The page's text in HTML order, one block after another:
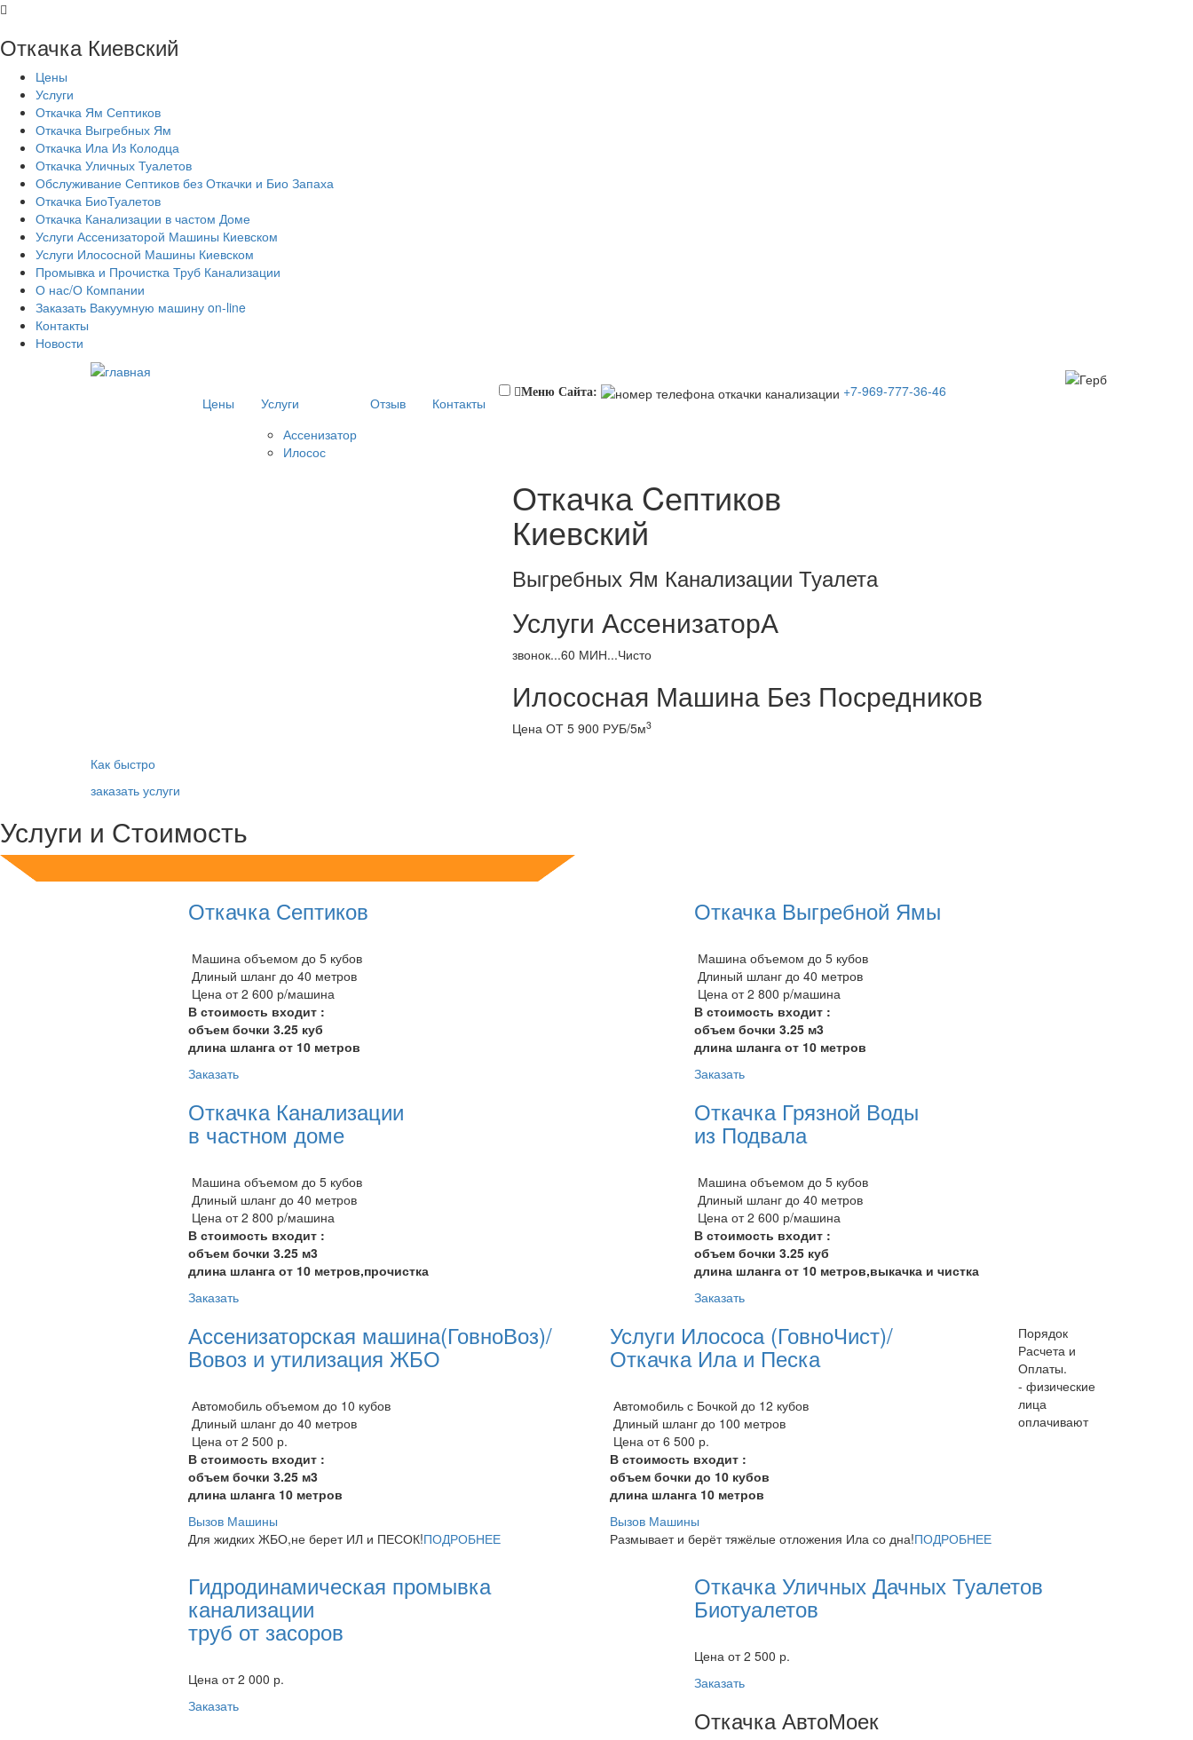
Откачка Киевский
Цены
Услуги
Откачка Ям Септиков
Откачка Выгребных Ям
Откачка Ила Из Колодца
Откачка Уличных Туалетов
Обслуживание Септиков без Откачки и Био Запаха
Откачка БиоТуалетов
Откачка Канализации в частом Доме
Услуги Ассенизаторой Машины Киевском
Услуги Илососной Машины Киевском
Промывка и Прочистка Труб Канализации
О нас/О Компании
Заказать Вакуумную машину on-line
Контакты
Новости
Меню Сайта:
Цены
Услуги
Ассенизатор
Илосос
Отзыв Контакты
+7-969-777-36-46
Откачка Cептиков
Киевский
Выгребных Ям Канализации Туалета
Услуги АссенизаторА
звонок...60 МИН...Чисто
Илососная Машина Без Посредников
Цена ОТ 5 900 РУБ/5м3
Как быстро
заказать услуги
Услуги и Стоимость
Откачка Септиков
Машина объемом до 5 кубов
Длиный шланг до 40 метров
Цена от 2 600 р/машина
В стоимость входит :
объем бочки 3.25 куб
длина шланга от 10 метров
Заказать
Откачка Выгребной Ямы
Машина объемом до 5 кубов
Длиный шланг до 40 метров
Цена от 2 800 р/машина
В стоимость входит :
объем бочки 3.25 м3
длина шланга от 10 метров
Заказать
Откачка Канализации
в частном доме
Машина объемом до 5 кубов
Длиный шланг до 40 метров
Цена от 2 800 р/машина
В стоимость входит :
объем бочки 3.25 м3
длина шланга от 10 метров,прочистка
Заказать
Откачка Грязной Воды
из Подвала
Машина объемом до 5 кубов
Длиный шланг до 40 метров
Цена от 2 600 р/машина
В стоимость входит :
объем бочки 3.25 куб
длина шланга от 10 метров,выкачка и чистка
Заказать
Ассенизаторская машина(ГовноВоз)/
Вовоз и утилизация ЖБО
Автомобиль объемом до 10 кубов
Длиный шланг до 40 метров
Цена от 2 500 р.
В стоимость входит :
объем бочки 3.25 м3
длина шланга 10 метров
Вызов Машины
Для жидких ЖБО,не берет ИЛ и ПЕСОК!ПОДРОБНЕЕ
Услуги Илососа (ГовноЧист)/
Откачка Ила и Песка
Автомобиль с Бочкой до 12 кубов
Длиный шланг до 100 метров
Цена от 6 500 р.
В стоимость входит :
объем бочки до 10 кубов
длина шланга 10 метров
Вызов Машины
Размывает и берёт тяжёлые отложения Ила со дна!ПОДРОБНЕЕ
Гидродинамическая промывка
канализации
труб от засоров
Цена от 2 000 р.
Заказать
Откачка Уличных Дачных Туалетов
Биотуалетов
Цена от 2 500 р.
Заказать
Откачка АвтоМоек
Порядок
Расчета и
Оплаты.
- физические
лица
оплачивают